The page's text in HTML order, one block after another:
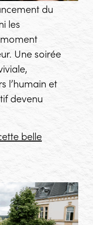
du
les
Une soirée
l’humain et
devenu
belle